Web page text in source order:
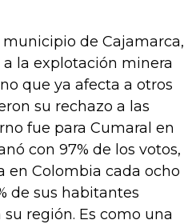
de Cajamarca,
la explotación minera
que ya afecta a otros
su rechazo a las
fue para Cumaral en
con 97% de los votos,
en Colombia cada ocho
de sus habitantes
región. Es como una